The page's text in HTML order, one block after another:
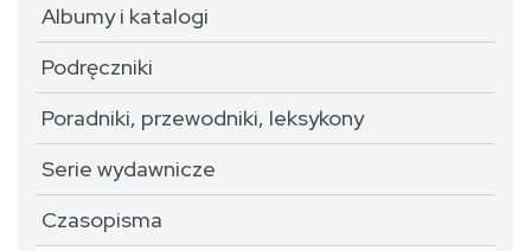
Albumy i katalogi
Podręczniki
Poradniki, przewodniki, leksykony
Serie wydawnicze
Czasopisma